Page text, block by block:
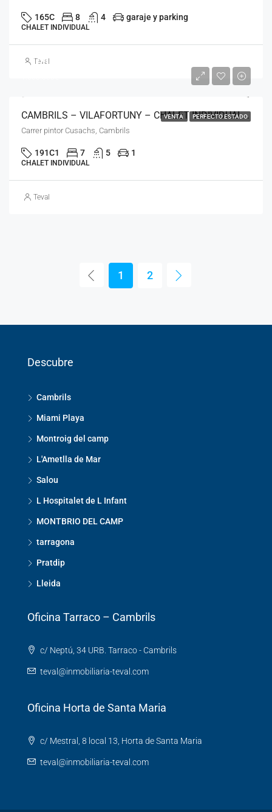
165C 8 4 garaje y parking
CHALET INDIVIDUAL
Teval
VENTA PERFECTO ESTADO
1.100.000€
CAMBRILS – VILAFORTUNY – CHALET INDIVIDUAL – 7 DORMITORIOS – CON PISCINA PRIVADA – LN
Carrer pintor Cusachs, Cambrils
191C1 7 5 1
CHALET INDIVIDUAL
Teval
1 2
Descubre
Cambrils
Miami Playa
Montroig del camp
L'Ametlla de Mar
Salou
L Hospitalet de L Infant
MONTBRIO DEL CAMP
tarragona
Pratdip
Lleida
Oficina Tarraco – Cambrils
c/ Neptú, 34 URB. Tarraco - Cambrils
teval@inmobiliaria-teval.com
Oficina Horta de Santa Maria
c/ Mestral, 8 local 13, Horta de Santa Maria
teval@inmobiliaria-teval.com